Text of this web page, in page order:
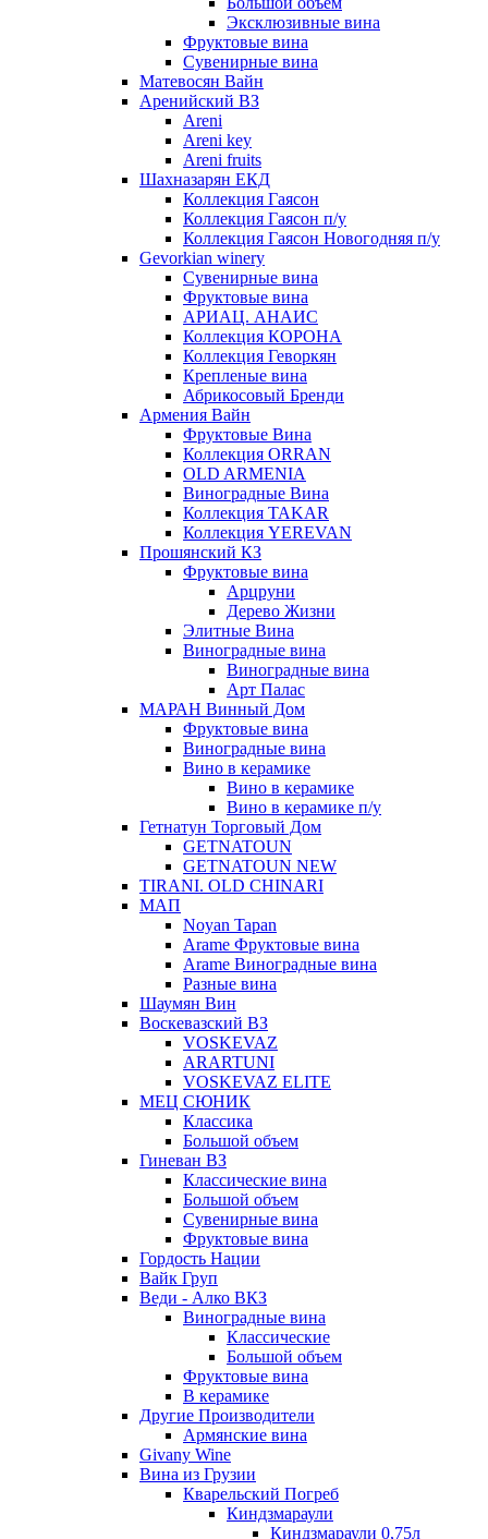
Эксклюзивные вина
Фруктовые вина
Cувенирные вина
Матевосян Вайн
Аренийский ВЗ
Areni
Areni key
Areni fruits
Шахназарян ЕКД
Коллекция Гаясон
Коллекция Гаясон п/у
Коллекция Гаясон Новогодняя п/у
Gevorkian winery
Сувенирные вина
Фруктовые вина
АРИАЦ. АНАИС
Коллекция КОРОНА
Коллекция Геворкян
Крепленые вина
Абрикосовый Бренди
Армения Вайн
Фруктовые Вина
Коллекция ORRAN
OLD ARMENIA
Виноградные Вина
Коллекция TAKAR
Коллекция YEREVAN
Прошянский КЗ
Фруктовые вина
Арцруни
Дерево Жизни
Элитные Вина
Виноградные вина
Виноградные вина
Арт Палас
МАРАН Винный Дом
Фруктовые вина
Виноградные вина
Вино в керамике
Вино в керамике
Вино в керамике п/у
Гетнатун Торговый Дом
GETNATOUN
GETNATOUN NEW
TIRANI. OLD CHINARI
МАП
Noyan Tapan
Arame Фруктовые вина
Arame Виноградные вина
Разные вина
Шаумян Вин
Воскевазский ВЗ
VOSKEVAZ
ARARTUNI
VOSKEVAZ ELITE
МЕЦ СЮНИК
Классика
Большой объем
Гиневан ВЗ
Классические вина
Большой объем
Сувенирные вина
Фруктовые вина
Гордость Нации
Вайк Груп
Веди - Алко ВКЗ
Виноградные вина
Классические
Большой объем
Фруктовые вина
В керамике
Другие Производители
Армянские вина
Givany Wine
Вина из Грузии
Кварельский Погреб
Киндзмараули
Киндзмараули 0,75л